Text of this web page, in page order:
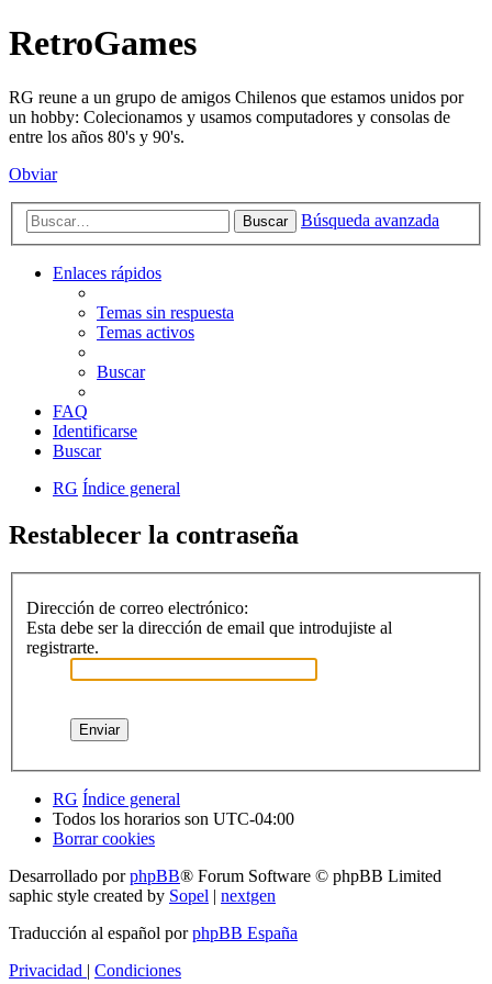
RetroGames
RG reune a un grupo de amigos Chilenos que estamos unidos por
un hobby: Colecionamos y usamos computadores y consolas de
entre los años 80's y 90's.
Obviar
Buscar Búsqueda avanzada
Enlaces rápidos
Temas sin respuesta
Temas activos
Buscar
FAQ
Identificarse
Buscar
RG Índice general
Restablecer la contraseña
Dirección de correo electrónico:
Esta debe ser la dirección de email que introdujiste al
registrarte.
RG Índice general
Todos los horarios son UTC-04:00
Borrar cookies
Desarrollado porphpBB® Forum Software © phpBB Limited
saphic style created by Sopel | nextgen
Traducción al español porphpBB España
Privacidad | Condiciones